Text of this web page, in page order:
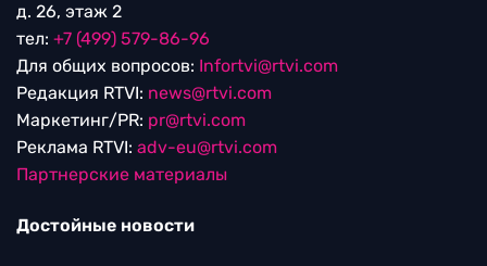
д. 26, этаж 2
тел: +7 (499) 579-86-96
Для общих вопросов: Infortvi@rtvi.com
Редакция RTVI: news@rtvi.com
Маркетинг/PR: pr@rtvi.com
Реклама RTVI: adv-eu@rtvi.com
Партнерские материалы
Достойные новости